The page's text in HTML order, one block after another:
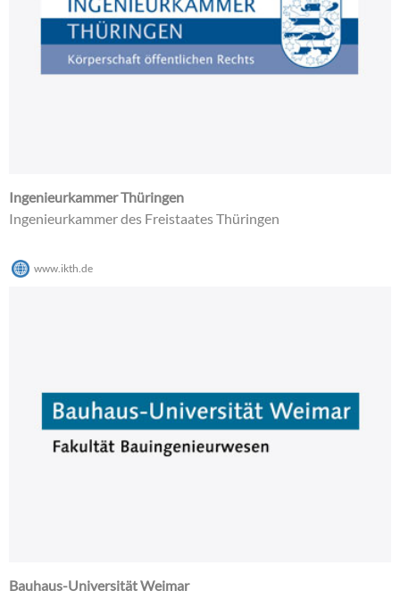
Ingenieurkammer Thüringen
Ingenieurkammer des Freistaates Thüringen
www.ikth.de
Bauhaus-Universität Weimar